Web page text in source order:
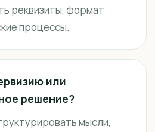
реквизиты, формат
процессы.
или
решение?
мысли,